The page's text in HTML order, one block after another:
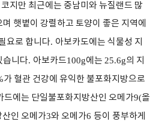
지만 최근에는 중남미와 뉴질랜드 많
햇볕이 강렬하고 토양이 좋은 지역에
요로 합니다. 아보카도에는 식물성 지
습니다. 아보카드100g에는 25.6g의 지
가 혈관 건강에 유익한 불포화지방으로
드에는 단일불포화지방산인 오메가9(올
인 오메가3와 오메가6 등이 풍부하게